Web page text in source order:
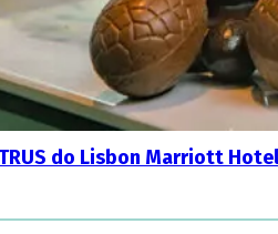
do Lisbon Marriott